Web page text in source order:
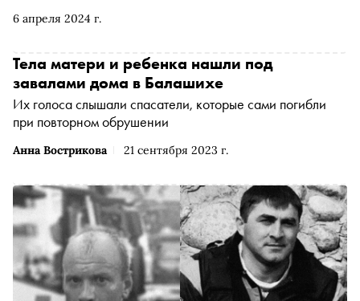
6 апреля 2024 г.
известно о ЧП — в материале «Сноба»
Анна Вострикова 21 сентября 2023 г.
Тела матери и ребенка нашли под
завалами дома в Балашихе
Их голоса слышали спасатели, которые сами погибли
при повторном обрушении